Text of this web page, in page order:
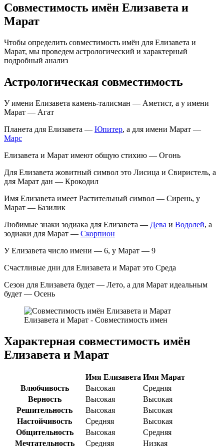
Совместимость имён Елизавета и
Марат
Чтобы определить совместимость имён для Елизавета и
Марат, мы проведем астрологический и характерный
подробный анализ
Астрологическая совместимость
У имени Елизавета камень-талисман — Аметист, а у имени
Марат — Агат
Планета для Елизавета — Юпитер, а для имени Марат —
Марс
Елизавета и Марат имеют общую стихию — Огонь
Для Елизавета жовитный символ это Лисица и Свиристель, а
для Марат дан — Крокодил
Имя Елизавета имеет Растительный символ — Сирень, у
Марат — Базилик
Любимые знаки зодиака для Елизавета — Дева и Водолей, а
зодиаки для Марат — Скорпион
У Елизавета число имени — 6, у Марат — 9
Счастливые дни для Елизавета и Марат это Среда
Сезон для Елизавета будет — Лето, а для Марат идеальным
будет — Осень
Елизавета и Марат - Совместимость имен
Характерная совместимость имён
Елизавета и Марат
Имя Елизавета Имя Марат
Влюбчивость
Высокая
Средняя
Верность
Высокая
Высокая
Решительность
Высокая
Высокая
Настойчивость
Средняя
Высокая
Общительность
Высокая
Средняя
Мечтательность
Средняя Низкая